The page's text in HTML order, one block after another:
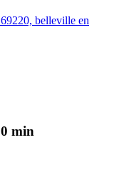
belleville en
min